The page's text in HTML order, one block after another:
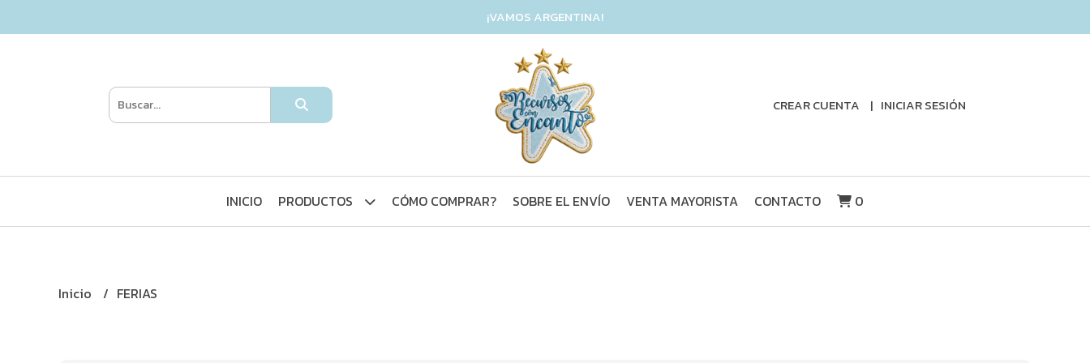
¡VAMOS ARGENTINA!
CREAR CUENTA INICIAR SESIÓN
INICIO PRODUCTOS CÓMO COMPRAR? SOBRE EL ENVÍO VENTA MAYORISTA CONTACTO 0
Inicio FERIAS